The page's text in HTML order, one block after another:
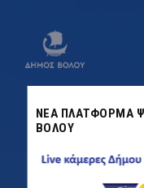
ΝΕΑ ΠΛΑΤΦΟΡΜΑ
ΒΟΛΟΥ